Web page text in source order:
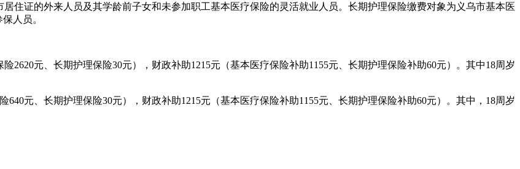
住证的外来人员及其学龄前子女和未参加职工基本医疗保险的灵活就业人员。长期护理保险缴费对象为义乌市基本医
人员。
2620元、长期护理保险30元），财政补助1215元（基本医疗保险补助1155元、长期护理保险补助60元）。其中18周岁
元、长期护理保险30元），财政补助1215元（基本医疗保险补助1155元、长期护理保险补助60元）。其中，18周岁